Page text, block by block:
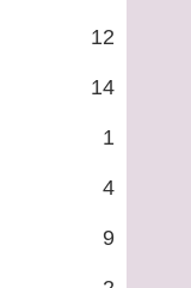
12
14
1
4
9